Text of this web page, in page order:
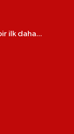
ilk daha...